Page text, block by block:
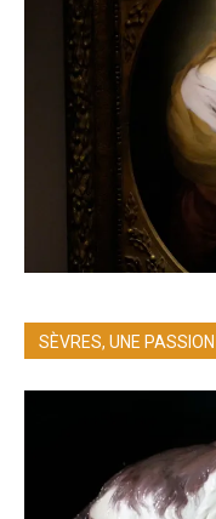
SÈVRES, UNE